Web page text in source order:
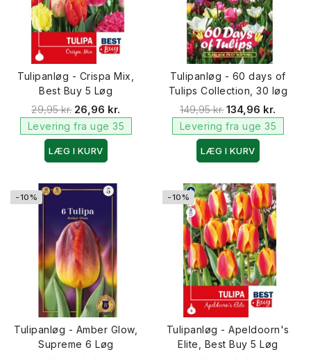
Tulipanløg - Crispa Mix,
Best Buy 5 Løg
29,95 kr. 26,96 kr.
Levering fra uge 35
LÆG I KURV
Tulipanløg - 60 days of
Tulips Collection, 30 løg
149,95 kr. 134,96 kr.
Levering fra uge 35
LÆG I KURV
-10%
Tulipanløg - Amber Glow,
Supreme 6 Løg
-10%
Tulipanløg - Apeldoorn's
Elite, Best Buy 5 Løg